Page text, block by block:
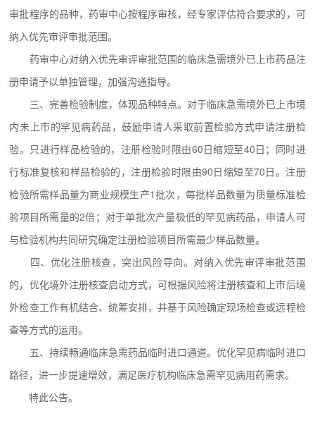
审批程序的品种，药审中心按程序审核，经专家评估符合要求的，可
纳入优先审评审批范围。
药审中心对纳入优先审评审批范围的临床急需境外已上市药品注
册申请予以单独管理，加强沟通指导。
三、完善检验制度，体现品种特点。对于临床急需境外已上市境
内未上市的罕见病药品，鼓励申请人采取前置检验方式申请注册检
验。只进行样品检验的，注册检验时限由60日缩短至40日；同时进
行标准复核和样品检验的，注册检验时限由90日缩短至70日。注册
检验所需样品量为商业规模生产1批次，每批样品数量为质量标准检
验项目所需量的2倍；对于单批次产量极低的罕见病药品，申请人可
与检验机构共同研究确定注册检验项目所需最少样品数量。
四、优化注册核查，突出风险导向。对纳入优先审评审批范围
的，优化境外注册核查启动方式，可根据风险将注册核查和上市后境
外检查工作有机结合、统筹安排，并基于风险确定现场检查或远程检
查等方式的运用。
五、持续畅通临床急需药品临时进口通道。优化罕见病临时进口
路径，进一步提速增效，满足医疗机构临床急需罕见病用药需求。
特此公告。